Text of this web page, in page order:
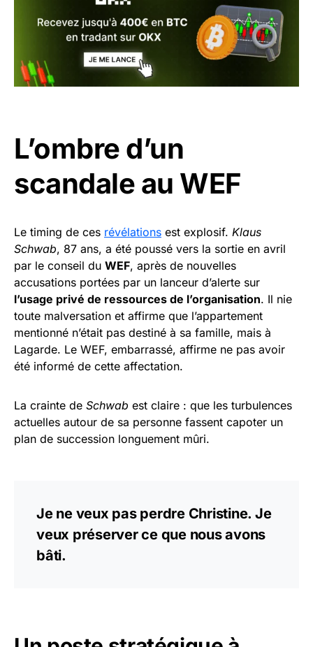
L’ombre d’un
scandale au WEF
Le timing de ces révélations est explosif. Klaus
Schwab, 87 ans, a été poussé vers la sortie en avril
par le conseil du WEF, après de nouvelles
accusations portées par un lanceur d’alerte sur
l’usage privé de ressources de l’organisation. Il nie
toute malversation et affirme que l’appartement
mentionné n’était pas destiné à sa famille, mais à
Lagarde. Le WEF, embarrassé, affirme ne pas avoir
été informé de cette affectation.
La crainte de Schwab est claire : que les turbulences
actuelles autour de sa personne fassent capoter un
plan de succession longuement mûri.
Je ne veux pas perdre Christine. Je
veux préserver ce que nous avons
bâti.